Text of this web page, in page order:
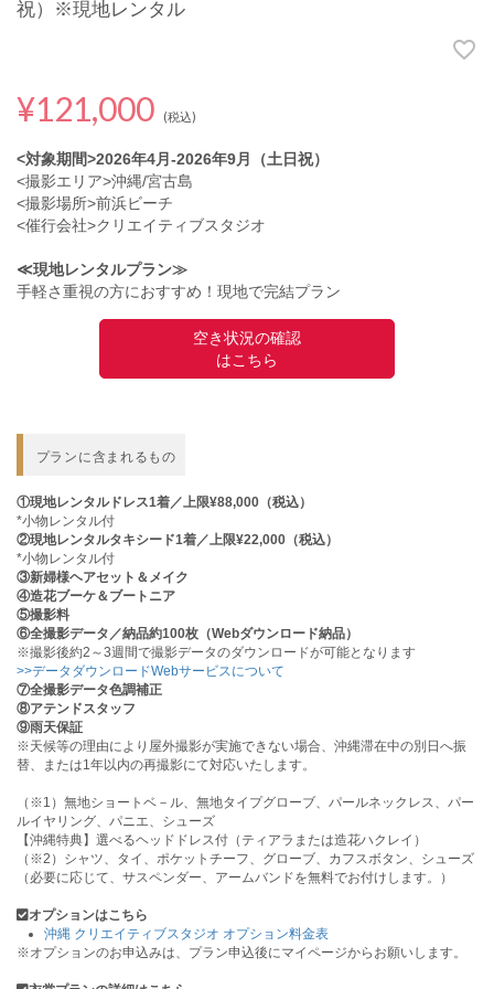
祝）※現地レンタル
¥121,000 (税込)
<対象期間>2026年4月-2026年9月（土日祝）
<撮影エリア>沖縄/宮古島
<撮影場所>前浜ビーチ
<催行会社>クリエイティブスタジオ
≪現地レンタルプラン≫
手軽さ重視の方におすすめ！現地で完結プラン
空き状況の確認
はこちら
プランに含まれるもの
①現地レンタルドレス1着／上限¥88,000（税込）
*小物レンタル付
②現地レンタルタキシード1着／上限¥22,000（税込）
*小物レンタル付
③新婦様ヘアセット＆メイク
④造花ブーケ＆ブートニア
⑤撮影料
⑥全撮影データ／納品約100枚（Webダウンロード納品）
※撮影後約2～3週間で撮影データのダウンロードが可能となります
>>データダウンロードWebサービスについて
⑦全撮影データ色調補正
⑧アテンドスタッフ
⑨雨天保証
※天候等の理由により屋外撮影が実施できない場合、沖縄滞在中の別日へ振
替、または1年以内の再撮影にて対応いたします。
（※1）無地ショートベ－ル、無地タイプグローブ、パールネックレス、パー
ルイヤリング、パニエ、シューズ
【沖縄特典】選べるヘッドドレス付（ティアラまたは造花ハクレイ）
（※2）シャツ、タイ、ポケットチーフ、グローブ、カフスボタン、シューズ
（必要に応じて、サスペンダー、アームバンドを無料でお付けします。）
オプションはこちら
沖縄 クリエイティブスタジオ オプション料金表
※オプションのお申込みは、プラン申込後にマイページからお願いします。